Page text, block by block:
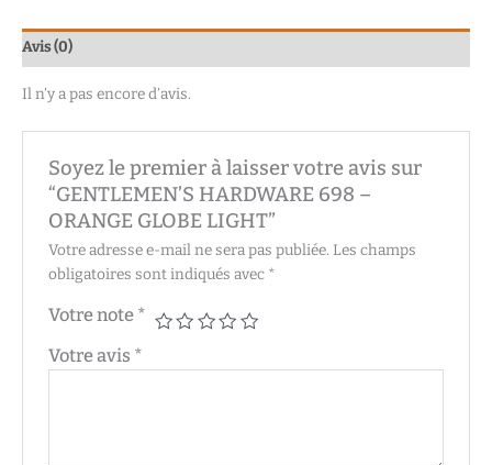
Avis (0)
Il n’y a pas encore d’avis.
Soyez le premier à laisser votre avis sur
“GENTLEMEN’S HARDWARE 698 –
ORANGE GLOBE LIGHT”
Votre adresse e-mail ne sera pas publiée. Les champs
obligatoires sont indiqués avec *
Votre note *
Votre avis *